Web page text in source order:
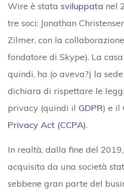
Wire è stata sviluppata nel
tre soci: Jonathan
Zilmer, con la
fondatore di Skype). La
quindi, ha (o aveva?) la
dichiara di rispettare le
privacy (quindi il GDPR) e il
Privacy Act (CCPA).
In realtà, dalla fine del
acquisita da una società
sebbene gran parte del